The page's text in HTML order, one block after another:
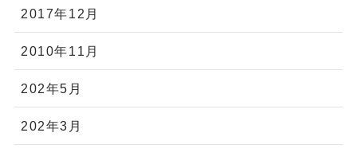
2017年12月
2010年11月
202年5月
202年3月